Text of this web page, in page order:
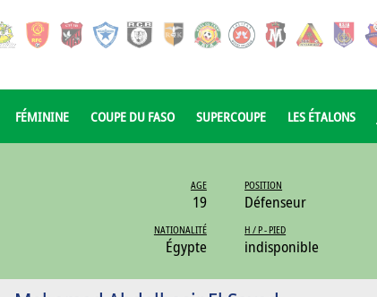
FÉMININE COUPE DU FASO SUPERCOUPE LES ÉTALONS
AGE
19
NATIONALITÉ
Égypte
POSITION
Défenseur
H / P - PIED
indisponible